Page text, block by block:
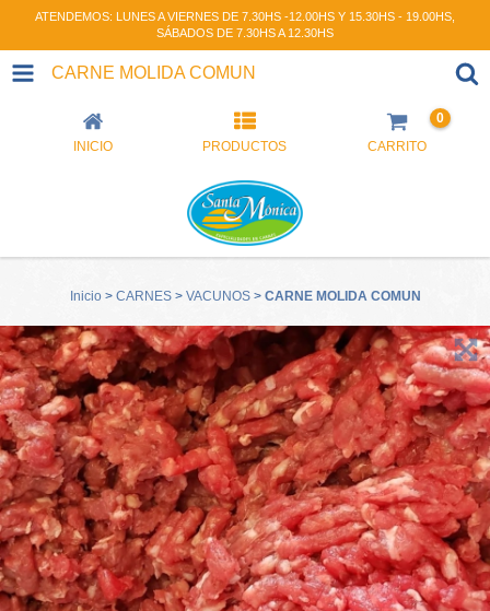
ATENDEMOS: LUNES A VIERNES DE 7.30HS -12.00HS Y 15.30HS - 19.00HS,
SÁBADOS DE 7.30HS A 12.30HS
CARNE MOLIDA COMUN
INICIO PRODUCTOS CARRITO
0
Inicio > CARNES > VACUNOS > CARNE MOLIDA COMUN